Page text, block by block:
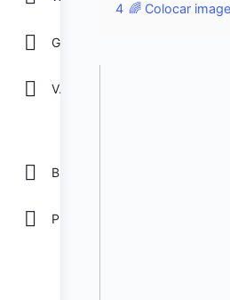
GOOGLE
Ver todos
Biblioteca
4 🌈 Colocar